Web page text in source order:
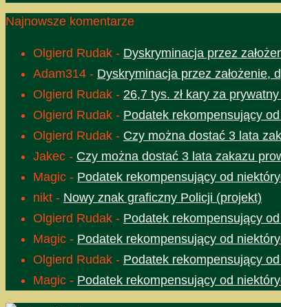
Najnowsze komentarze
Olgierd Rudak - Dyskryminacja przez
Adam314 - Dyskryminacja przez założenie,
Olgierd Rudak - 26,7 tys. zł kary za
Olgierd Rudak - Podatek rekompensujący
Olgierd Rudak - Czy można dostać 3 lata
Jakec - Czy można dostać 3 lata zakazu
Magic - Podatek rekompensujący od
nikt - Nowy znak graficzny Policji (projekt)
Olgierd Rudak - Podatek rekompensujący
Magic - Podatek rekompensujący od
Olgierd Rudak - Podatek rekompensujący
Magic - Podatek rekompensujący od